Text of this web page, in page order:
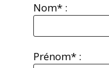
Nom* :
Prénom* :